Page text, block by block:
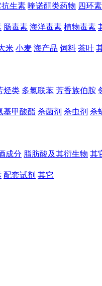
生素 喹诺酮类药物 四环
肠毒素 海洋毒素 植物毒素
米 小麦 海产品 饲料 茶叶
烃类 多氯联苯 芳香族伯胺
基甲酸酯 杀菌剂 杀虫剂 杀
成分 脂肪酸及其衍生物 其
配套试剂 其它